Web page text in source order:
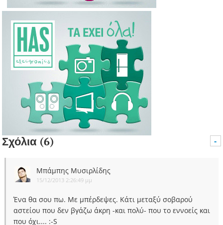
Σχόλια (6) -
Μπάμπης Μυσιρλίδης
15/12/2013 2:26:49 μμ
Ένα θα σου πω. Με μπέρδεψες. Κάτι μεταξύ σοβαρού
αστείου που δεν βγάζω άκρη -και πολύ- που το εννοείς και
που όχι.... :-S